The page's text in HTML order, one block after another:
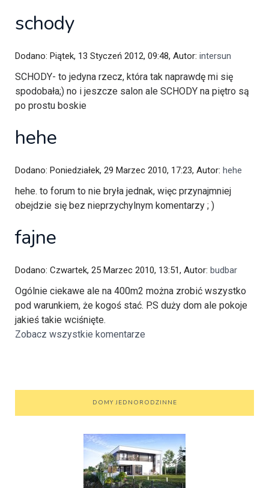
schody
Dodano: Piątek, 13 Styczeń 2012, 09:48, Autor: intersun
SCHODY- to jedyna rzecz, która tak naprawdę mi się
spodobała;) no i jeszcze salon ale SCHODY na piętro są
po prostu boskie
hehe
Dodano: Poniedziałek, 29 Marzec 2010, 17:23, Autor: hehe
hehe. to forum to nie bryła jednak, więc przynajmniej
obejdzie się bez nieprzychylnym komentarzy ; )
fajne
Dodano: Czwartek, 25 Marzec 2010, 13:51, Autor: budbar
Ogólnie ciekawe ale na 400m2 można zrobić wszystko
pod warunkiem, że kogoś stać. P.S duży dom ale pokoje
jakieś takie wciśnięte.
Zobacz wszystkie komentarze
DOMY JEDNORODZINNE